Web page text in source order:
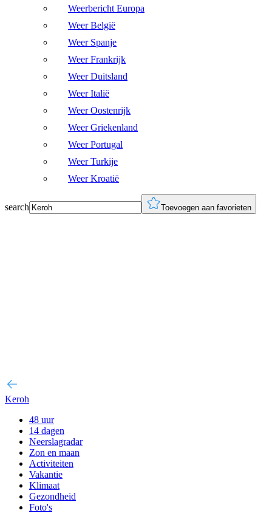
Weerbericht Europa
Weer België
Weer Spanje
Weer Frankrijk
Weer Duitsland
Weer Italië
Weer Oostenrijk
Weer Griekenland
Weer Portugal
Weer Turkije
Weer Kroatië
search Toevoegen aan favorieten
Keroh
48 uur
14 dagen
Neerslagradar
Zon en maan
Activiteiten
Vakantie
Klimaat
Gezondheid
Foto's